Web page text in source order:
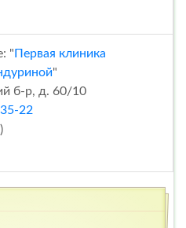
" Первая клиника
"
б-р, д. 60/10
22